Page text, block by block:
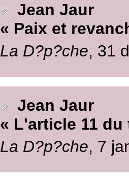
Jean Jaur
« Paix et
La D?p?che, 31
Jean Jaur
« L'article 11
La D?p?che, 7